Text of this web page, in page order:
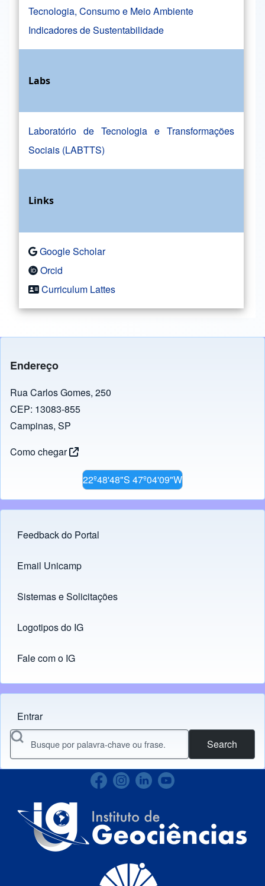
Tecnologia, Consumo e Meio Ambiente
Indicadores de Sustentabilidade
Labs
Laboratório de Tecnologia e Transformações
Sociais (LABTTS)
Links
Google Scholar
Orcid
Curriculum Lattes
Endereço
Rua Carlos Gomes, 250
CEP: 13083-855
Campinas, SP
Como chegar
22º48'48"S 47º04'09"W
Footer menu
Feedback do Portal
Links
Email Unicamp
(opens in new tab)
Sistemas e Solicitações
(opens in new tab)
Logotipos do IG
(opens in new tab)
Fale com o IG
Menu do usuário
Entrar
Search